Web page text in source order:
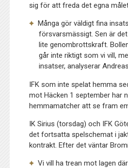
sig för att freda det egna
Många gör väldigt fina
försvarsmässigt. Sen är
lite genombrottskraft.
går inte riktigt som vi vill,
insatser, analyserar
IFK som inte spelat hemma
mot Häcken 1 september har
hemmamatcher att se fram
IK Sirius (torsdag) och IFK
det fortsatta spelschemat i
kontrakt. Efter det väntar
Vi vill ha trean mot lagen